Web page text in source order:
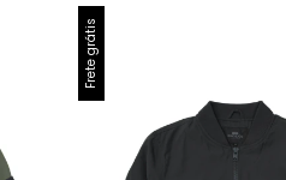
Frete grátis